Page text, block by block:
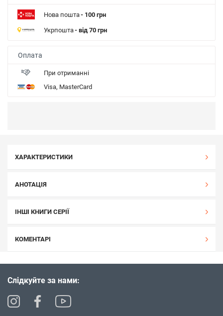
Нова пошта- 100 грн
Укрпошта- від 70 грн
Оплата
При отриманні
Visa, MasterCard
ХАРАКТЕРИСТИКИ
АНОТАЦІЯ
ІНШІ КНИГИ СЕРІЇ
КОМЕНТАРІ
Слідкуйте за нами: